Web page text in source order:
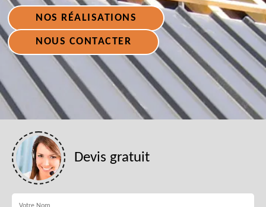
NOS RÉALISATIONS
NOUS CONTACTER
Devis gratuit